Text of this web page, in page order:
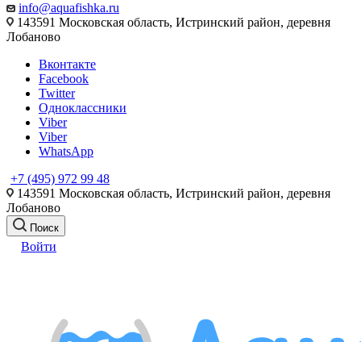
info@aquafishka.ru
143591 Московская область, Истринский район, деревня
Лобаново
Вконтакте
Facebook
Twitter
Одноклассники
Viber
Viber
WhatsApp
+7 (495) 972 99 48
143591 Московская область, Истринский район, деревня
Лобаново
Поиск
Войти